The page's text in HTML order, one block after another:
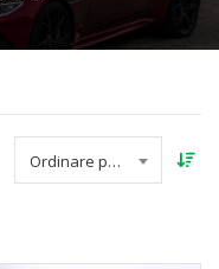
Ordinare per data